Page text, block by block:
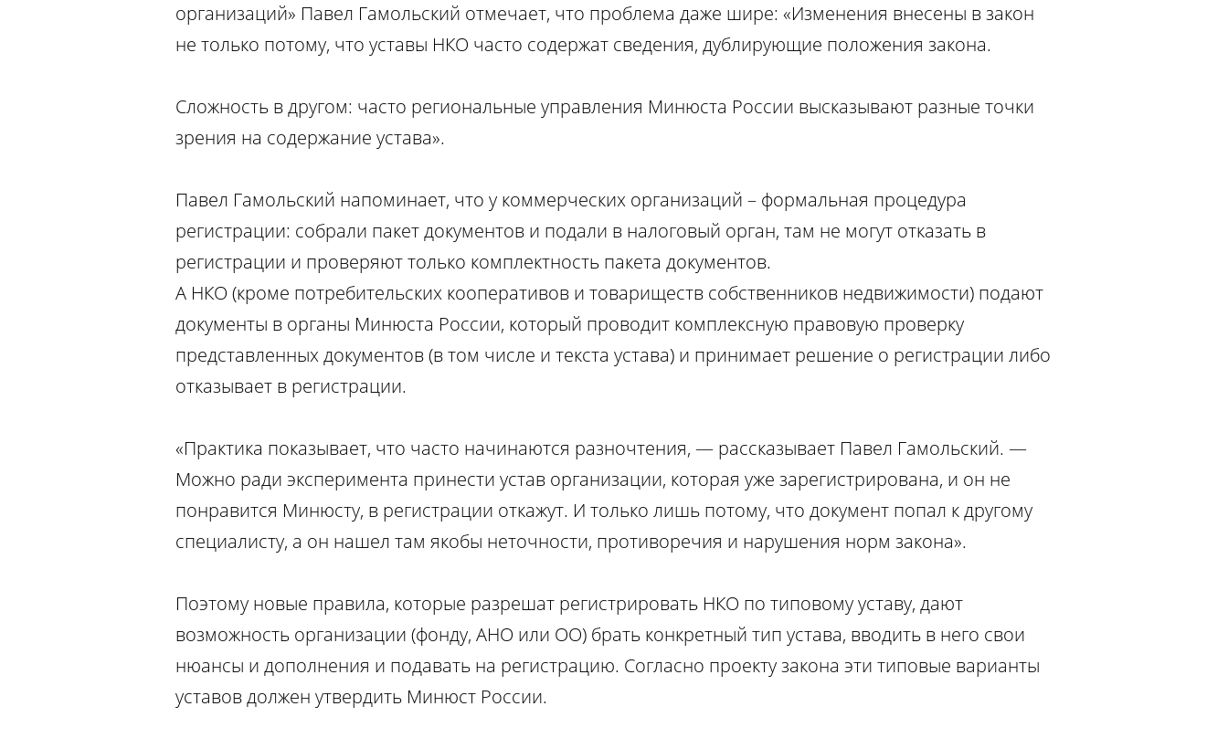
организаций» Павел Гамольский отмечает, что проблема даже шире: «Изменения внесены в закон
не только потому, что уставы НКО часто содержат сведения, дублирующие положения закона.
Сложность в другом: часто региональные управления Минюста России высказывают разные точки
зрения на содержание устава».
Павел Гамольский напоминает, что у коммерческих организаций – формальная процедура
регистрации: собрали пакет документов и подали в налоговый орган, там не могут отказать в
регистрации и проверяют только комплектность пакета документов.
А НКО (кроме потребительских кооперативов и товариществ собственников недвижимости) подают
документы в органы Минюста России, который проводит комплексную правовую проверку
представленных документов (в том числе и текста устава) и принимает решение о регистрации либо
отказывает в регистрации.
«Практика показывает, что часто начинаются разночтения, — рассказывает Павел Гамольский. —
Можно ради эксперимента принести устав организации, которая уже зарегистрирована, и он не
понравится Минюсту, в регистрации откажут. И только лишь потому, что документ попал к другому
специалисту, а он нашел там якобы неточности, противоречия и нарушения норм закона».
Поэтому новые правила, которые разрешат регистрировать НКО по типовому уставу, дают
возможность организации (фонду, АНО или ОО) брать конкретный тип устава, вводить в него свои
нюансы и дополнения и подавать на регистрацию. Согласно проекту закона эти типовые варианты
уставов должен утвердить Минюст России.